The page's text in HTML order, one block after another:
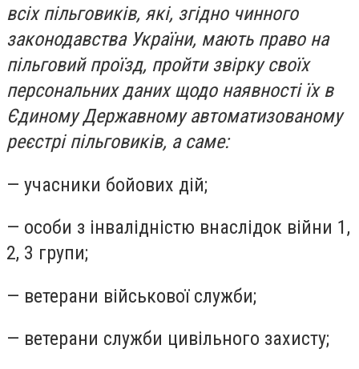
всіх пільговиків, які, згідно чинного
законодавства України, мають право на
пільговий проїзд, пройти звірку своїх
персональних даних щодо наявності їх в
Єдиному Державному автоматизованому
реєстрі пільговиків, а саме:
— учасники бойових дій;
— особи з інвалідністю внаслідок війни 1,
2, 3 групи;
— ветерани військової служби;
— ветерани служби цивільного захисту;